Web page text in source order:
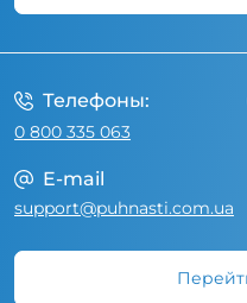
Телефоны:
0 800 335 063
E-mail
support@puhnasti.com.ua